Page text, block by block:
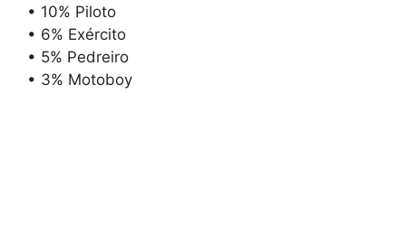
• 10% Piloto
• 6% Exército
• 5% Pedreiro
• 3% Motoboy